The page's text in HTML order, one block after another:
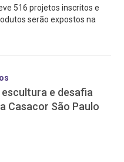
516 projetos inscritos e
serão expostos na
escultura e desafia
Casacor São Paulo